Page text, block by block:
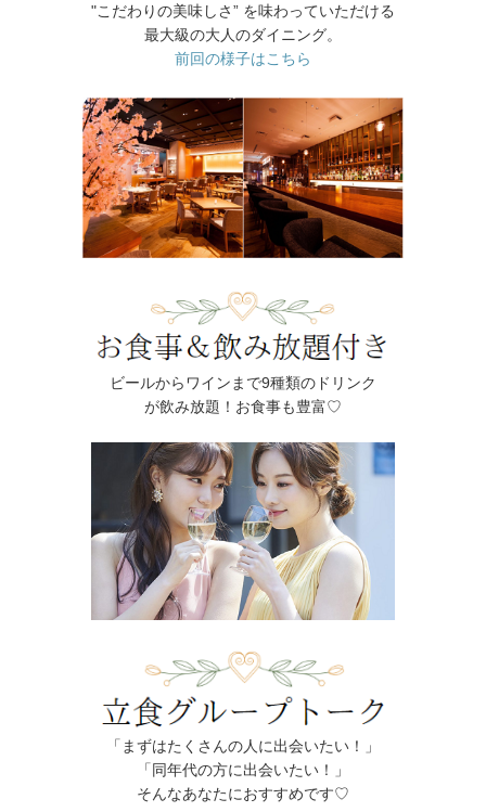
"こだわりの美味しさ” を味わっていただける
最大級の大人のダイニング。
前回の様子はこちら
ビールからワインまで9種類のドリンク
が飲み放題！お食事も豊富♡
「まずはたくさんの人に出会いたい！」
「同年代の方に出会いたい！」
そんなあなたにおすすめです♡